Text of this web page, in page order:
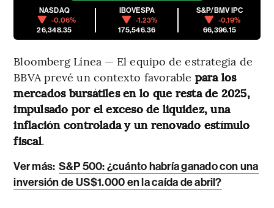
NASDAQ
-0.06%
26,348.35
IBOVESPA
-1.23%
175,546.36
S&P/BMV IPC
-0.19%
66,396.15
Bloomberg Línea — El equipo de estrategia de
BBVA prevé un contexto favorable para los
mercados bursátiles en lo que resta de 2025,
impulsado por el exceso de liquidez, una
inflación controlada y un renovado estímulo
fiscal.
Ver más: S&P 500: ¿cuánto habría ganado con una
inversión de US$1.000 en la caída de abril?